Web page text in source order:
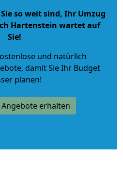
so weit sind, Ihr Umzug
Hartenstein wartet auf
Sie!
und natürlich
, damit Sie Ihr Budget
planen!
erhalten